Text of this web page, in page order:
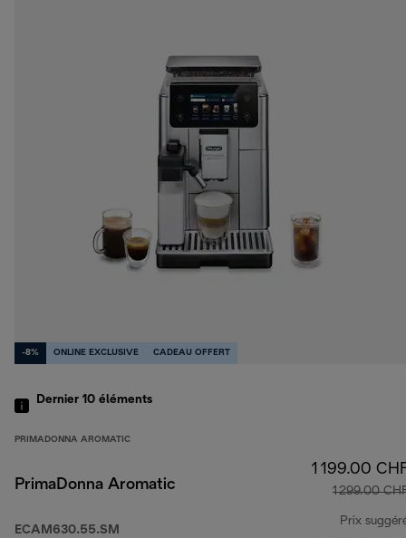
-8% ONLINE EXCLUSIVE CADEAU OFFERT
Dernier 10 éléments
PRIMADONNA AROMATIC
PrimaDonna Aromatic
ECAM630.55.SM
1 199.00
1 299.00
Prix